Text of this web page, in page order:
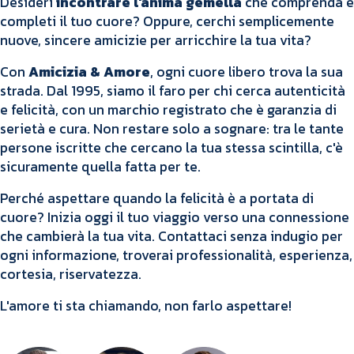
completi il tuo cuore? Oppure, cerchi semplicemente
nuove, sincere amicizie per arricchire la tua vita?
ConAmicizia & Amore, ogni cuore libero trova la sua
strada. Dal 1995, siamo il faro per chi cerca autenticità
e felicità, con un marchio registrato che è garanzia di
serietà e cura. Non restare solo a sognare: tra le tante
persone iscritte che cercano la tua stessa scintilla, c'è
sicuramente quella fatta per te.
Perché aspettare quando la felicità è a portata di
cuore? Inizia oggi il tuo viaggio verso una connessione
che cambierà la tua vita. Contattaci senza indugio per
ogni informazione, troverai professionalità, esperienza,
cortesia, riservatezza.
L'amore ti sta chiamando, non farlo aspettare!